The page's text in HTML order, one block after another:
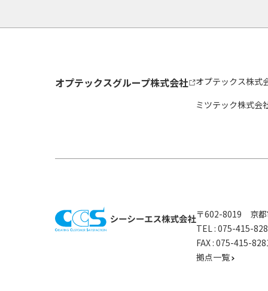
オプテックスグループ株式会社 オプテックス株式
ミツテック株式会
〒602-8019 京都
TEL : 075-415-
FAX : 075-415-
拠点一覧